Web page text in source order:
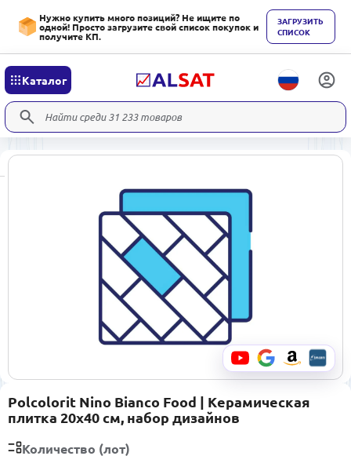
Нужно купить много позиций? Не ищите по
одной! Просто загрузите свой список покупок и
получите КП.
ЗАГРУЗИТЬ
СПИСОК
Каталог
Polcolorit Nino Bianco Food | Керамическая
плитка 20x40 см, набор дизайнов
Количество (лот)